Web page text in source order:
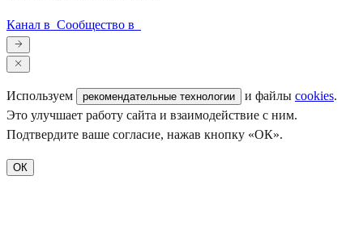
Канал в Сообщество в
Используем рекомендательные технологии и файлы cookies.
Это улучшает работу сайта и взаимодействие с ним.
Подтвердите ваше согласие, нажав кнопку «ОК».
ОК